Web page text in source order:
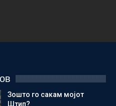
Зошто го сакам мојот
Штип?